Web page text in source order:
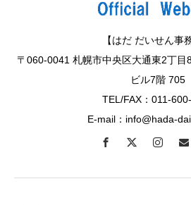
【はだ だいせん事
〒060-0041 札幌市中央区大通東2丁目
ビル7階 705
TEL/FAX：011-
E-mail：info@hada-